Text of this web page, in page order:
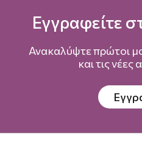
Εγγραφείτε
Ανακαλύψτε πρώτοι
και τις νέες